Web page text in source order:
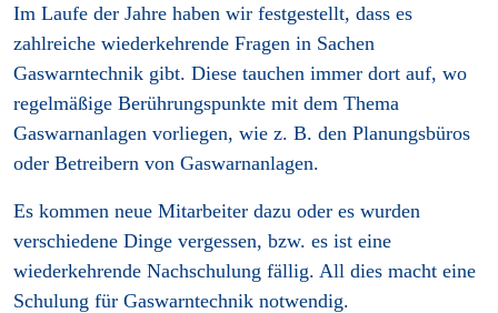
Im Laufe der Jahre haben wir festgestellt, dass es
zahlreiche wiederkehrende Fragen in Sachen
Gaswarntechnik gibt. Diese tauchen immer dort auf, wo
regelmäßige Berührungspunkte mit dem Thema
Gaswarnanlagen vorliegen, wie z. B. den Planungsbüros
oder Betreibern von Gaswarnanlagen.
Es kommen neue Mitarbeiter dazu oder es wurden
verschiedene Dinge vergessen, bzw. es ist eine
wiederkehrende Nachschulung fällig. All dies macht eine
Schulung für Gaswarntechnik notwendig.